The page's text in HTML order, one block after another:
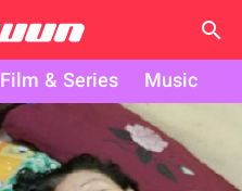
search
Film & Series Music